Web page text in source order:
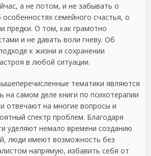
а не потом, и не забывать о
семейного счастья, о
предки. О том, как грамотно
и не давать воли гневу. Об
к жизни и сохранении
в любой ситуации.
тематики являются
на самом деле книги по психотерапии
отвечают на многие вопросы и
спектр проблем. Благодаря
уделяют немало времени созданию
люди имеют возможность без
напрямую, избавить себя от